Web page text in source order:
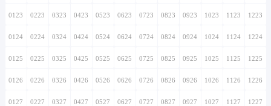
0123 0223 0323 0423 0523 0623 0723 0823 0923 1023 1123 1223
0124 0224 0324 0424 0524 0624 0724 0824 0924 1024 1124 1224
0125 0225 0325 0425 0525 0625 0725 0825 0925 1025 1125 1225
0126 0226 0326 0426 0526 0626 0726 0826 0926 1026 1126 1226
0127 0227 0327 0427 0527 0627 0727 0827 0927 1027 1127 1227